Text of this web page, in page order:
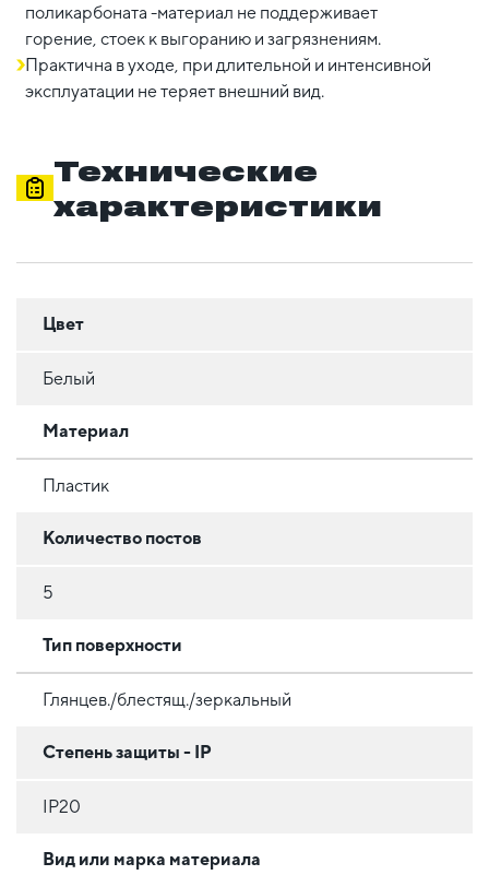
поликарбоната -материал не поддерживает
горение, стоек к выгоранию и загрязнениям.
Практична в уходе, при длительной и интенсивной
эксплуатации не теряет внешний вид.
Технические
характеристики
Цвет
Белый
Материал
Пластик
Количество постов
5
Тип поверхности
Глянцев./блестящ./зеркальный
Степень защиты - IP
IP20
Вид или марка материала